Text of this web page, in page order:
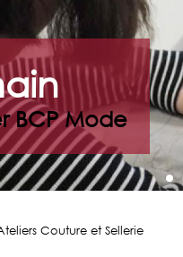
BCP Mode
Couture et Sellerie